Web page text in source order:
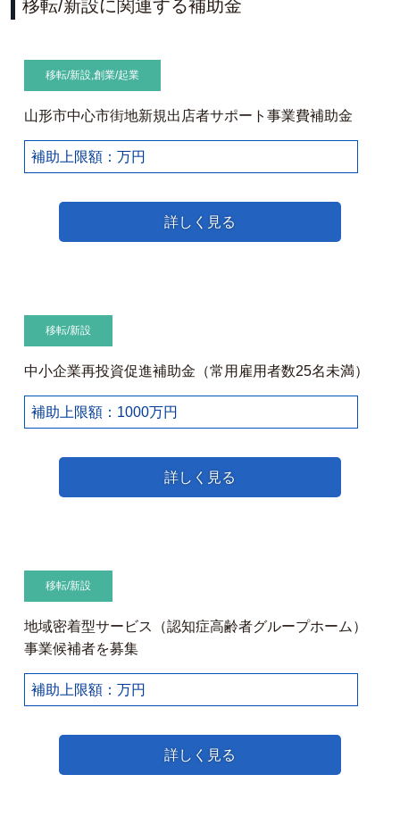
移転/新設に関連する補助金
移転/新設,創業/起業
山形市中心市街地新規出店者サポート事業費補助金
補助上限額：万円
詳しく見る
移転/新設
中小企業再投資促進補助金（常用雇用者数25名未満）
補助上限額：1000万円
詳しく見る
移転/新設
地域密着型サービス（認知症高齢者グループホーム）
事業候補者を募集
補助上限額：万円
詳しく見る